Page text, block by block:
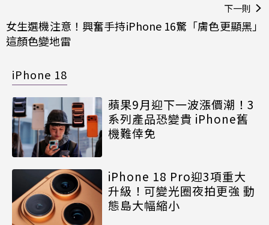
下一則
女生選機注意！興奮手持iPhone 16驚「膚色更顯黑」
這顏色變地雷
iPhone 18
蘋果9月迎下一波漲價潮！3
系列產品恐變貴 iPhone舊
機難倖免
iPhone 18 Pro迎3項重大
升級！可變光圈夜拍更強 動
態島大幅縮小